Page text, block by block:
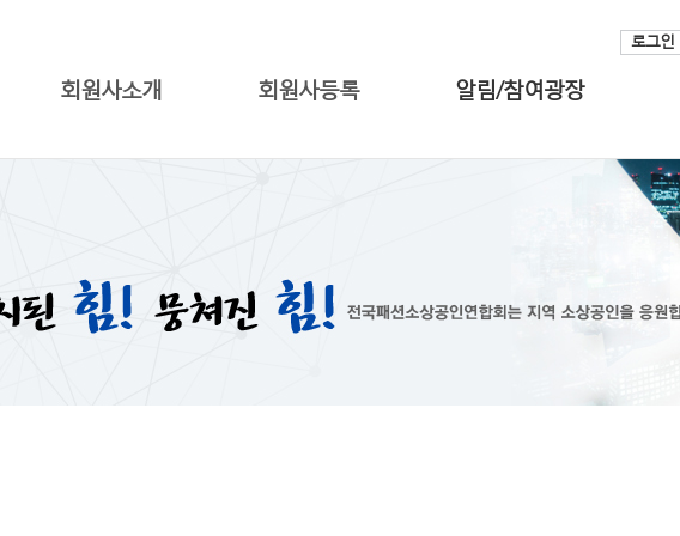
로그인
회원사소개 회원사등록 알림/참여광장